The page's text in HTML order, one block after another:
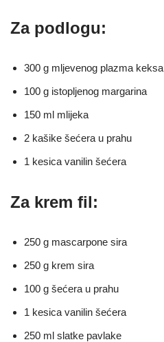
Za podlogu:
300 g mljevenog plazma keksa
100 g istopljenog margarina
150 ml mlijeka
2 kašike šećera u prahu
1 kesica vanilin šećera
Za krem fil:
250 g mascarpone sira
250 g krem sira
100 g šećera u prahu
1 kesica vanilin šećera
250 ml slatke pavlake